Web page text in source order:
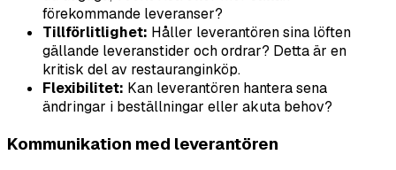
förekommande leveranser?
Tillförlitlighet: Håller leverantören sina löften
gällande leveranstider och ordrar? Detta är en
kritisk del av restauranginköp.
Flexibilitet: Kan leverantören hantera sena
ändringar i beställningar eller akuta behov?
Kommunikation med leverantören